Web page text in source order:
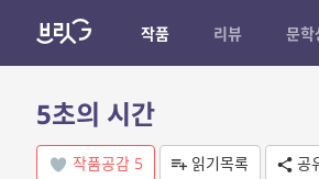
작품 리뷰 문학
5초의 시간
작품공감 5 읽기목록 공